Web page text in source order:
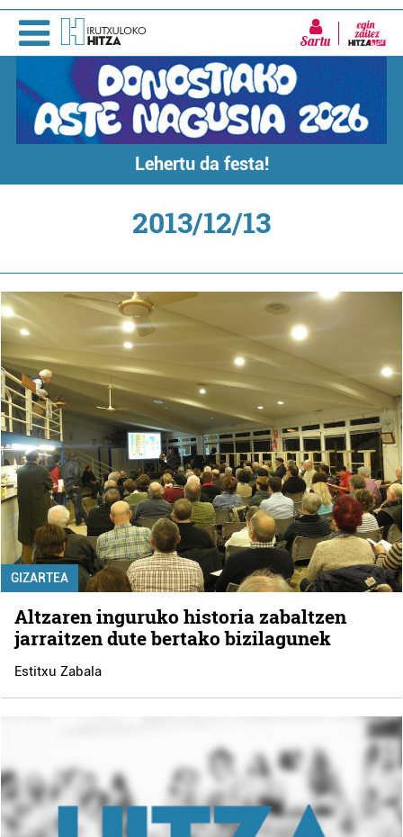
Sartu
Lehertu da festa!
2013/12/13
GIZARTEA
Altzaren inguruko historia zabaltzen
jarraitzen dute bertako bizilagunek
Estitxu Zabala